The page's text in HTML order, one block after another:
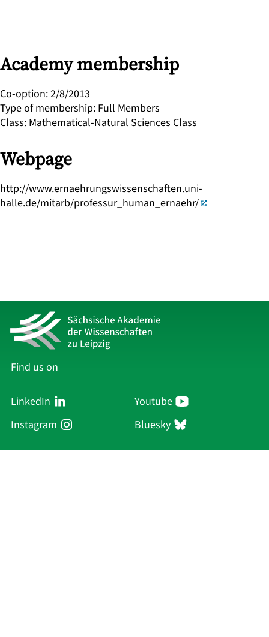
Academy membership
Co-option:2/8/2013
Type of membership: Full Members
Class: Mathematical-Natural Sciences Class
Webpage
http://www.ernaehrungswissenschaften.uni-
halle.de/mitarb/professur_human_ernaehr/
Find us on
LinkedIn
Youtube
Instagram
Bluesky